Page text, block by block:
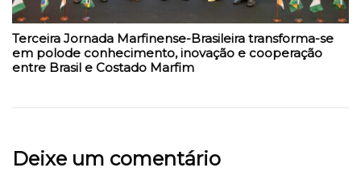
Terceira Jornada Marfinense-Brasileira transforma-se
em polode conhecimento, inovação e cooperação
entre Brasil e Costado Marfim
Deixe um comentário